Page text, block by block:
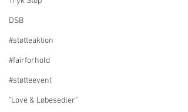
DSB
#støtteaktion
#fairforhold
#støtteevent
"Love & Løbesedler"